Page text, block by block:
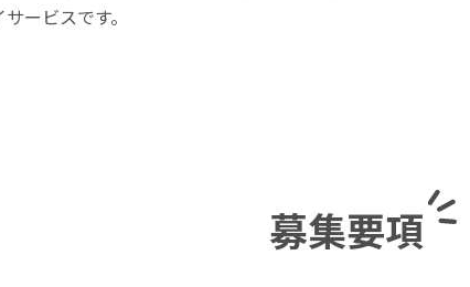
ービスです。
募集要項